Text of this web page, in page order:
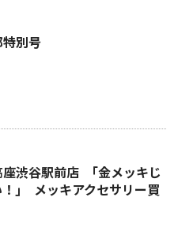
特別号
座渋谷駅前店 ｢金メッキじ
！｣ メッキアクセサリー買